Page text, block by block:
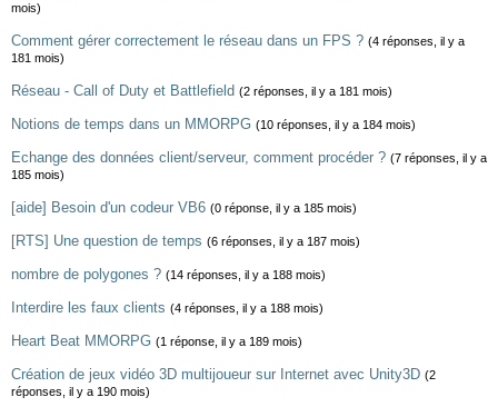
mois)
Comment gérer correctement le réseau dans un FPS ? (4 réponses, il y a
181 mois)
Réseau - Call of Duty et Battlefield (2 réponses, il y a 181 mois)
Notions de temps dans un MMORPG (10 réponses, il y a 184 mois)
Echange des données client/serveur, comment procéder ? (7 réponses, il y a
185 mois)
[aide] Besoin d'un codeur VB6 (0 réponse, il y a 185 mois)
[RTS] Une question de temps (6 réponses, il y a 187 mois)
nombre de polygones ? (14 réponses, il y a 188 mois)
Interdire les faux clients (4 réponses, il y a 188 mois)
Heart Beat MMORPG (1 réponse, il y a 189 mois)
Création de jeux vidéo 3D multijoueur sur Internet avec Unity3D (2
réponses, il y a 190 mois)